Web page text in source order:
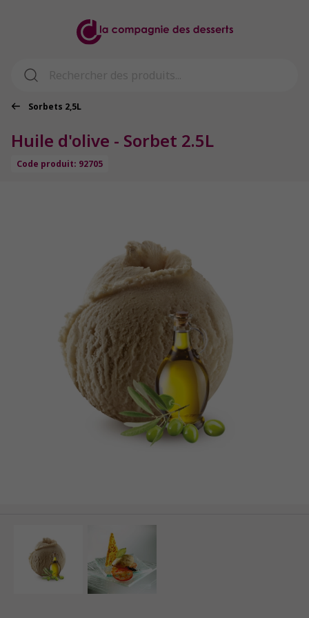
Sorbets 2,5L
Huile d'olive - Sorbet 2.5L
Code produit: 92705